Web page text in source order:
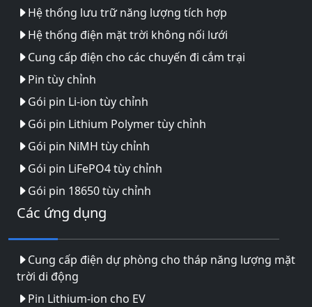
Hệ thống lưu trữ năng lượng tích hợp
Hệ thống điện mặt trời không nối lưới
Cung cấp điện cho các chuyến đi cắm trại
Pin tùy chỉnh
Gói pin Li-ion tùy chỉnh
Gói pin Lithium Polymer tùy chỉnh
Gói pin NiMH tùy chỉnh
Gói pin LiFePO4 tùy chỉnh
Gói pin 18650 tùy chỉnh
Các ứng dụng
Cung cấp điện dự phòng cho tháp năng lượng mặt
trời di động
Pin Lithium-ion cho EV